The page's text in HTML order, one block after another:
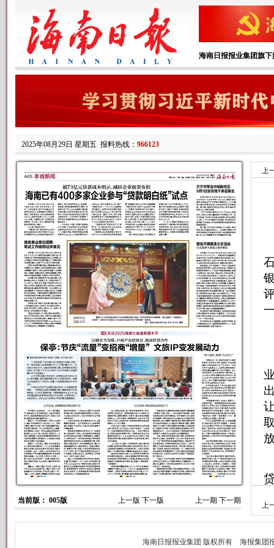
海南日报报业集团旗下
2025年08月29日 星期五 报料热线： 966123
当前版： 005版 上一版 下一版 上一期 下一期
上
上